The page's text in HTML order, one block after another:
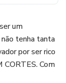
um
tenha tanta
por ser rico
Com